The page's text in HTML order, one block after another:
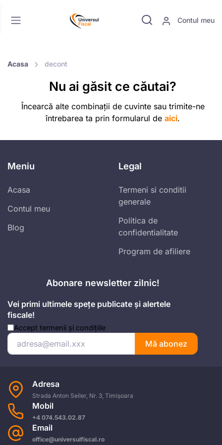
Contul meu
Acasa decont
Nu ai găsit ce căutai?
Încearcă alte combinații de cuvinte sau trimite-ne
întrebarea ta prin formularul de aici.
Meniu
Acasa
Contul meu
Blog
Legal
Termeni si conditii
generale
Politica de
confidentialitate
Program de afiliere
Abonare newsletter zilnic!
Vei primi ultimele spețe publicate și alertele
fiscale!
Accept termenii și condițiile
Mă abonez
Adresa
Strada Anton Seiler, Nr. 3, Timișoara
Mobil
+4 074.543.02.87
Email
office@universulfiscal.ro